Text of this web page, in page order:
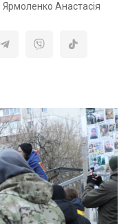
Ярмоленко Анастасія